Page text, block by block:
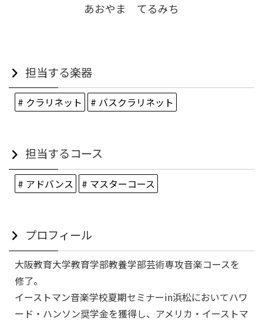
あおやま てるみち
担当する楽器
# クラリネット # バスクラリネット
担当するコース
# アドバンス # マスターコース
プロフィール
大阪教育大学教育学部教養学部芸術専攻音楽コースを
修了。
イーストマン音楽学校夏期セミナーin浜松においてハワ
ード・ハンソン奨学金を獲得し、アメリカ・イーストマ